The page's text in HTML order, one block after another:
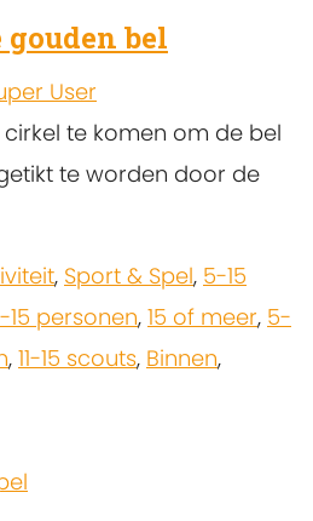
bel
User
te komen om de bel
te worden door de
, Sport & Spel, 5-15
15 personen, 15 of meer, 5-
, 11-15 scouts, Binnen,